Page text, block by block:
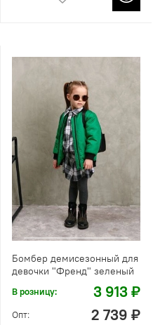
Бомбер демисезонный для
девочки "Френд" зеленый
В розницу: 3 913 ₽
Опт: 2 739 ₽